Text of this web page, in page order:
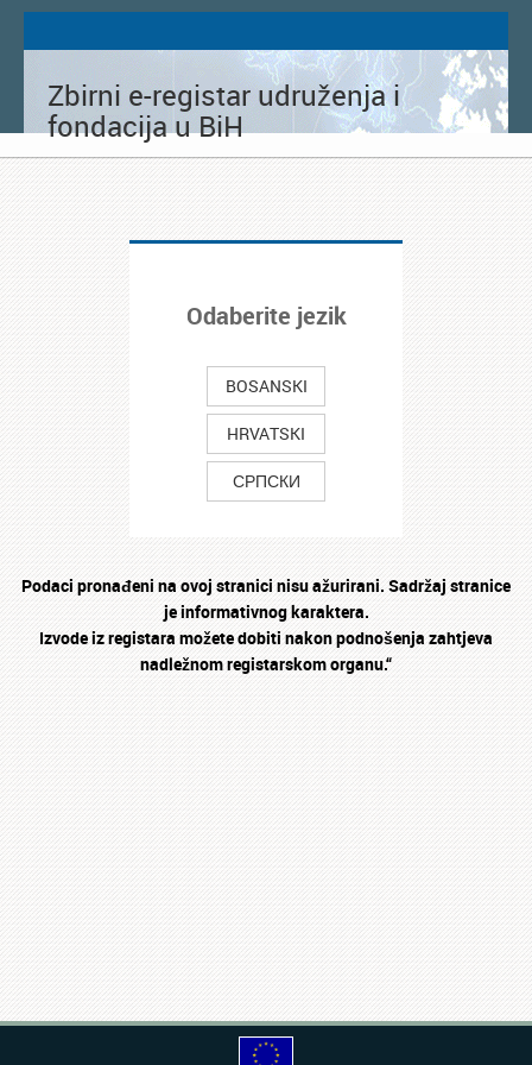
Zbirni e-registar udruženja i
fondacija u BiH
Odaberite jezik
BOSANSKI
HRVATSKI
СРПСКИ
Podaci pronađeni na ovoj stranici nisu ažurirani. Sadržaj stranice
je informativnog karaktera.
Izvode iz registara možete dobiti nakon podnošenja zahtjeva
nadležnom registarskom organu.“